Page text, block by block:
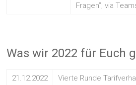
Fragen”; via
Was wir 2022 für Euch
21.12.2022
Vierte Runde